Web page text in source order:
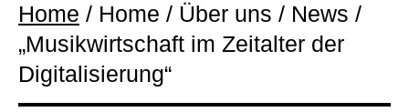
Home / Home / Über uns / News /
„Musikwirtschaft im Zeitalter der
Digitalisierung“